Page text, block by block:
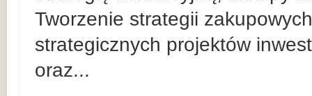
Tworzenie strategii
strategicznych projektów
oraz...